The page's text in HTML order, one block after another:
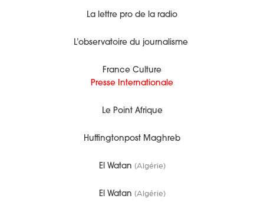
La lettre pro de la radio
L’observatoire du journalisme
France Culture
Presse Internationale
Le Point Afrique
Huffingtonpost Maghreb
El Watan (Algérie)
El Watan (Algérie)